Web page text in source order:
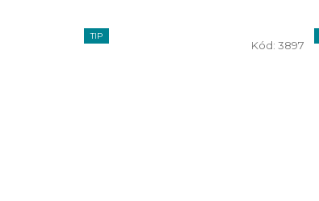
TIP
Kód: 3897